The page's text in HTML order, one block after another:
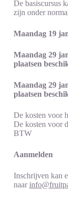
De basiscursus
zijn onder
Maandag 19
Maandag 29
plaatsen
Maandag 29
plaatsen
De kosten voor
De kosten voor
BTW
Aanmelden
Inschrijven kan
naar